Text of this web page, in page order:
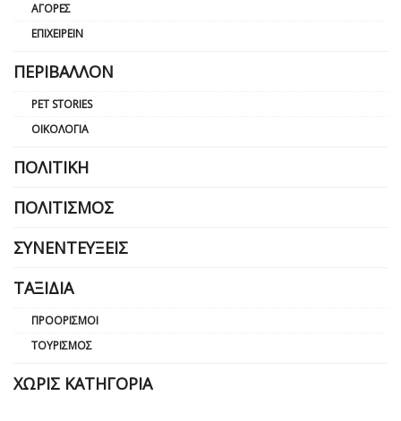
ΑΓΟΡΈΣ
ΕΠΙΧΕΙΡΕΊΝ
ΠΕΡΙΒΆΛΛΟΝ
PET STORIES
ΟΙΚΟΛΟΓΊΑ
ΠΟΛΙΤΙΚΉ
ΠΟΛΙΤΙΣΜΌΣ
ΣΥΝΕΝΤΕΎΞΕΙΣ
ΤΑΞΊΔΙΑ
ΠΡΟΟΡΙΣΜΟΊ
ΤΟΥΡΙΣΜΌΣ
ΧΩΡΊΣ ΚΑΤΗΓΟΡΊΑ